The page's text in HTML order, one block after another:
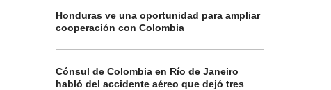
Honduras ve una oportunidad para ampliar
cooperación con Colombia
Cónsul de Colombia en Río de Janeiro
habló del accidente aéreo que dejó tres